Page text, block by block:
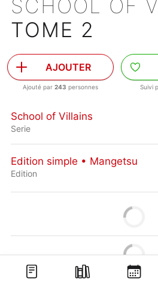
SCHOOL OF
TOME 2
AJOUTER
Ajouté par 243 personnes Suivi
School of Villains
Serie
Edition simple • Mangetsu
Edition